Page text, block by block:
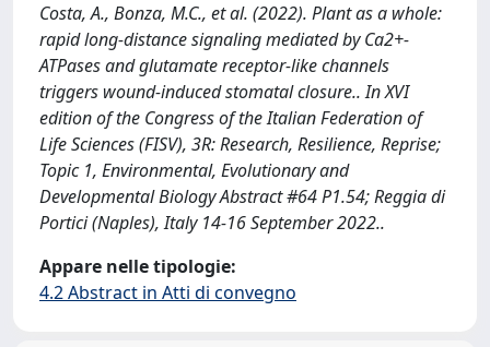
Costa, A., Bonza, M.C., et al. (2022). Plant as a whole:
rapid long-distance signaling mediated by Ca2+-
ATPases and glutamate receptor-like channels
triggers wound-induced stomatal closure.. In XVI
edition of the Congress of the Italian Federation of
Life Sciences (FISV), 3R: Research, Resilience, Reprise;
Topic 1, Environmental, Evolutionary and
Developmental Biology Abstract #64 P1.54; Reggia di
Portici (Naples), Italy 14-16 September 2022..
Appare nelle tipologie:
4.2 Abstract in Atti di convegno